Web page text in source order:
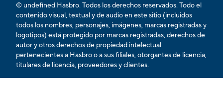
© undefined Hasbro. Todos los derechos reservados. Todo el
contenido visual, textual y de audio en este sitio (incluidos
todos los nombres, personajes, imágenes, marcas registradas y
logotipos) está protegido por marcas registradas, derechos de
autor y otros derechos de propiedad intelectual
pertenecientes a Hasbro o a sus filiales, otorgantes de licencia,
titulares de licencia, proveedores y clientes.